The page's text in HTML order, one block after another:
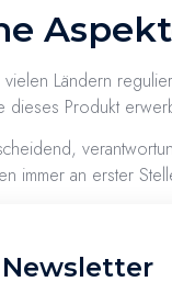
vielen Ländern
dieses Produkt
immer an erster
Newsletter